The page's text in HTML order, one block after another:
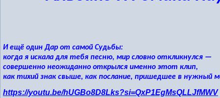
И ещё один Дар от самой Судьбы:
когда я искала для тебя песню, мир словно откликнулся —
совершенно неожиданно открылся именно этот клип,
как тихий знак свыше, как послание, пришедшее в нужный
https://youtu.be/hUGBo8D8Lks?si=QxP1EgMsQLLJfMWV